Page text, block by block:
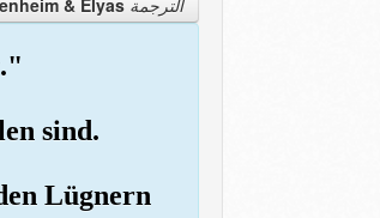
الترجمة Translation & Elyas
sind.
Lügnern